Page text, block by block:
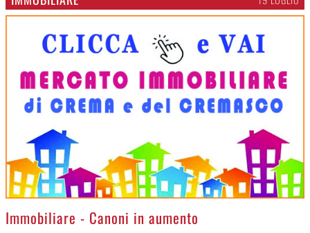
>Immobiliare - Canoni in aumento